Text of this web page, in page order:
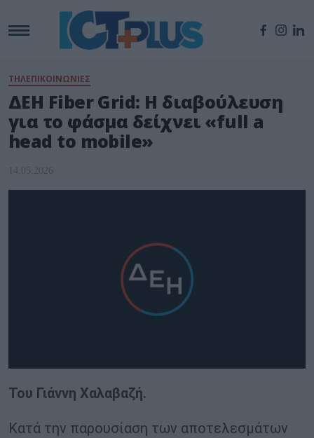
ΤΗΛΕΠΙΚΟΙΝΩΝΙΕΣ
ΔΕΗ Fiber Grid: Η διαβούλευση
για το φάσμα δείχνει «full a
head to mobile»
14.05.2026
Του Γιάννη Χαλαβαζή.
Κατά την παρουσίαση των αποτελεσμάτων